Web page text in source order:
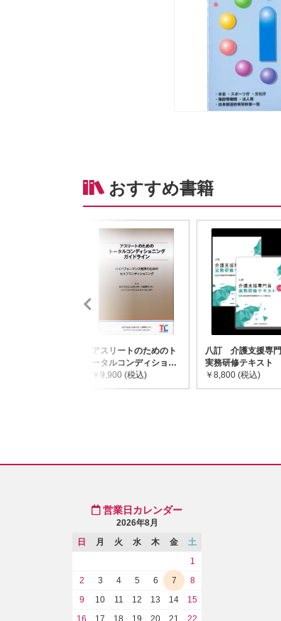
おすすめ書籍
アスリートのためのト
ータルコンディショニ
ングガイドライン
￥9,900 (税込)
八訂 介護支援専
実務研修テキスト
(上・下巻/分売不可)
￥8,800 (税込)
営業日カレンダー
2026年8月
日
月 火 水 木 金
土
1
2
3 4 5 6 7
8
9
10 11 12 13 14
15
16
17 18 19 20 21 22